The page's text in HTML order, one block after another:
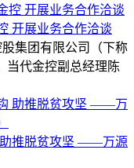
开展业务合作洽谈
集团有限公司（下称
当代金控副总经理陈
助推脱贫攻坚 ——万源